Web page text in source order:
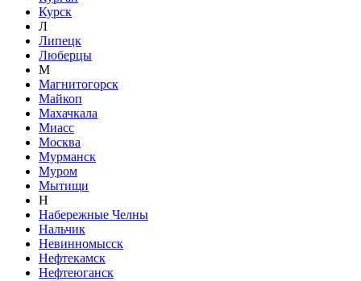
Курск
Л
Липецк
Люберцы
М
Магнитогорск
Майкоп
Махачкала
Миасс
Москва
Мурманск
Муром
Мытищи
Н
Набережные Челны
Нальчик
Невинномысск
Нефтекамск
Нефтеюганск